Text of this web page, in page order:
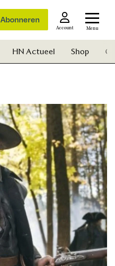
Abonneren
Account Menu
Zoek
HN Actueel Shop